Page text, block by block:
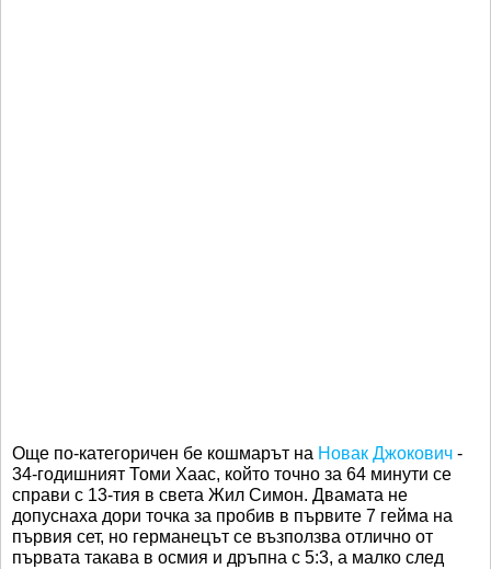
Още по-категоричен бе кошмарът на Новак Джокович -
34-годишният Томи Хаас, който точно за 64 минути се
справи с 13-тия в света Жил Симон. Двамата не
допуснаха дори точка за пробив в първите 7 гейма на
първия сет, но германецът се възползва отлично от
първата такава в осмия и дръпна с 5:3, а малко след